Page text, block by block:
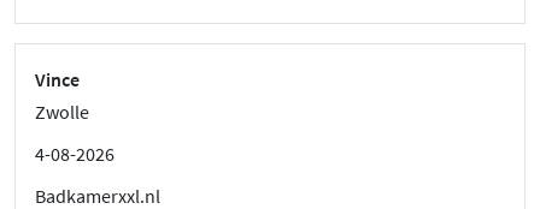
Vince
Zwolle
4-08-2026
Badkamerxxl.nl